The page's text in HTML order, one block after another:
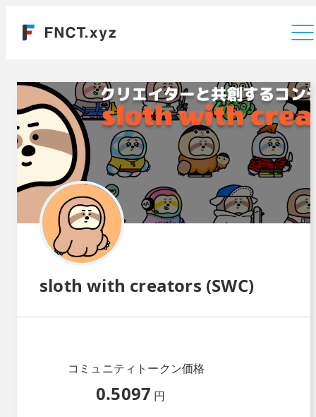
sloth with creators (SWC)
コミュニティトークン価格
0.5097 円